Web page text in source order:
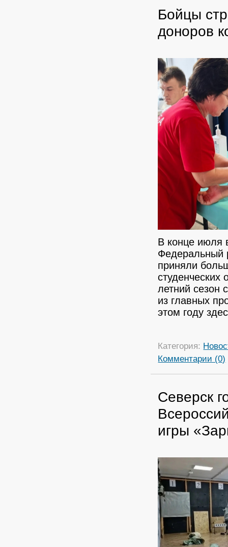
Бойцы
доноров
В конце июля
Федеральный
приняли
студенческих
летний
из главных
этом году
Категория:
Комментарии (0)
Северск
игры